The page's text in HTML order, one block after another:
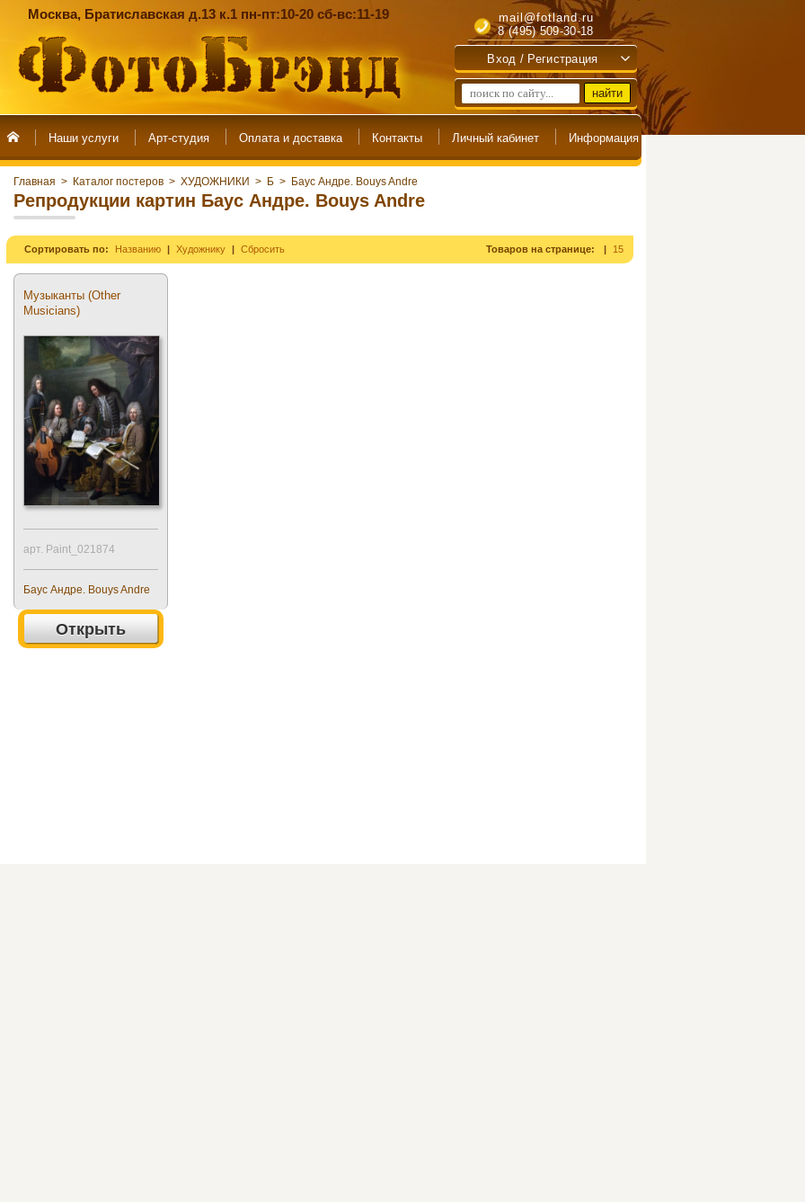
Москва, Братиславская д.13 к.1 пн-пт:10-20 сб-вс:11-19
mail@fotland.ru
8 (495) 509-30-18
Вход / Регистрация
Наши услуги Арт-студия
Главная > Каталог постеров > ХУДОЖНИКИ > Б > Баус Андре. Bouys Andre
Репродукции картин Баус Андре. Bouys Andre
Сортировать по: Названию Художнику Сбросить Товаров на странице: 15
Музыканты (Other
Musicians)
арт. Paint_021874
Баус Андре. Bouys Andre
Открыть